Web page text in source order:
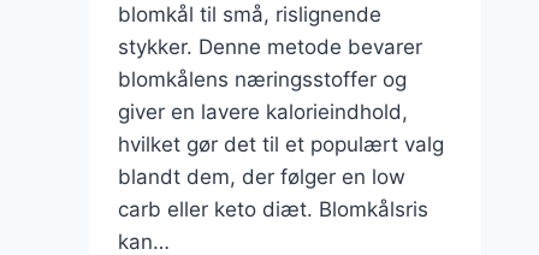
blomkål til små, rislignende
stykker. Denne metode bevarer
blomkålens næringsstoffer og
giver en lavere kalorieindhold,
hvilket gør det til et populært valg
blandt dem, der følger en low
carb eller keto diæt. Blomkålsris
kan…